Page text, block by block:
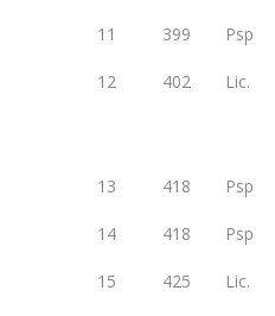
11 399 Psp
12 402 Lic.
13 418 Psp
14 418 Psp
15 425 Lic.